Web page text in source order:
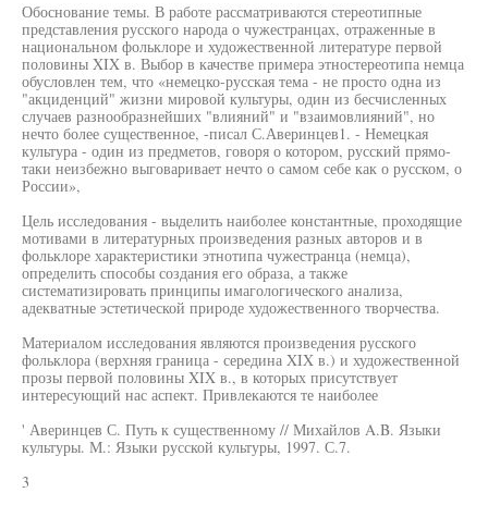
Обоснование темы. В работе рассматриваются стереотипные
представления русского народа о чужестранцах, отраженные в
национальном фольклоре и художественной литературе первой
половины XIX в. Выбор в качестве примера этностереотипа немца
обусловлен тем, что «немецко-русская тема - не просто одна из
"акциденций" жизни мировой культуры, один из бесчисленных
случаев разнообразнейших "влияний" и "взаимовлияний", но
нечто более существенное, -писал С.Аверинцев1. - Немецкая
культура - один из предметов, говоря о котором, русский прямо-
таки неизбежно выговаривает нечто о самом себе как о русском, о
России»,
Цель исследования - выделить наиболее константные, проходящие
мотивами в литературных произведения разных авторов и в
фольклоре характеристики этнотипа чужестранца (немца),
определить способы создания его образа, а также
систематизировать принципы имагологического анализа,
адекватные эстетической природе художественного творчества.
Материалом исследования являются произведения русского
фольклора (верхняя граница - середина XIX в.) и художественной
прозы первой половины XIX в., в которых присутствует
интересующий нас аспект. Привлекаются те наиболее
' Аверинцев С. Путь к существенному // Михайлов A.B. Языки
культуры. М.: Языки русской культуры, 1997. С.7.
3